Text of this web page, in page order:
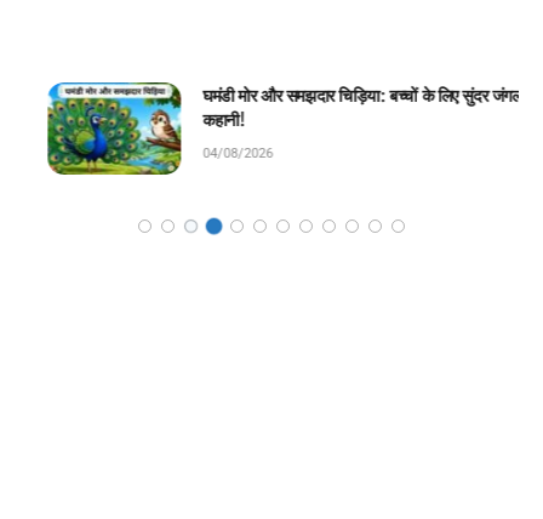
घमंडी मोर और समझदार चिड़िया: बच्चों के लिए सुंदर जंगल
कहानी!
04/08/2026